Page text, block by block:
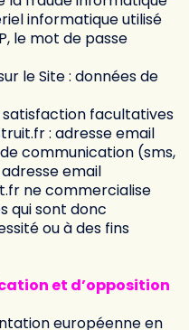
informatique utilisé
le mot de passe
le Site : données de
facultatives
: adresse email
communication (sms,
email
ne commercialise
qui sont donc
ou à des fins
et d’opposition
européenne en